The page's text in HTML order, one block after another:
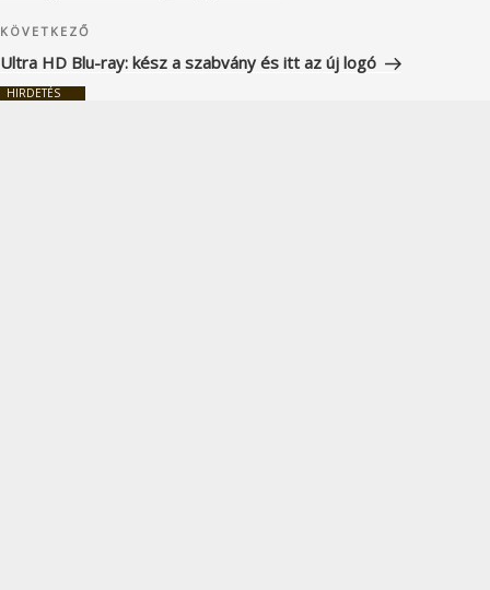
Következő
bejegyzés
KÖVETKEZŐ
Ultra HD Blu-ray: kész a szabvány és itt az új logó
HIRDETÉS